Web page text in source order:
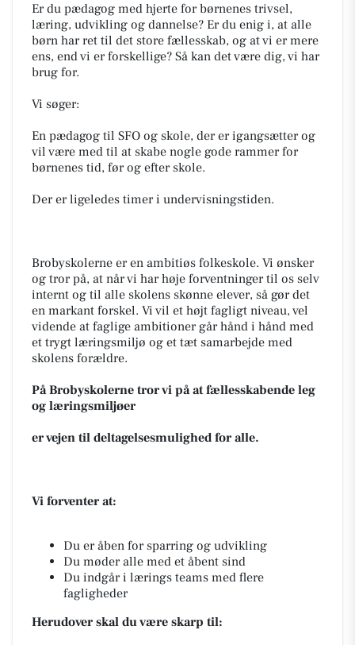
Er du pædagog med hjerte for børnenes trivsel,
læring, udvikling og dannelse? Er du enig i, at alle
børn har ret til det store fællesskab, og at vi er mere
ens, end vi er forskellige? Så kan det være dig, vi har
brug for.
Vi søger:
En pædagog til SFO og skole, der er igangsætter og
vil være med til at skabe nogle gode rammer for
børnenes tid, før og efter skole.
Der er ligeledes timer i undervisningstiden.
Brobyskolerne er en ambitiøs folkeskole. Vi ønsker
og tror på, at når vi har høje forventninger til os selv
internt og til alle skolens skønne elever, så gør det
en markant forskel. Vi vil et højt fagligt niveau, vel
vidende at faglige ambitioner går hånd i hånd med
et trygt læringsmiljø og et tæt samarbejde med
skolens forældre.
På Brobyskolerne tror vi på at fællesskabende leg
og læringsmiljøer
er vejen til deltagelsesmulighed for alle.
Vi forventer at:
Du er åben for sparring og udvikling
Du møder alle med et åbent sind
Du indgår i lærings teams med flere
fagligheder
Herudover skal du være skarp til: